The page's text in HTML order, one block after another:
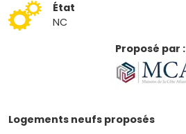
État
NC
Proposé par :
Logements neufs proposés